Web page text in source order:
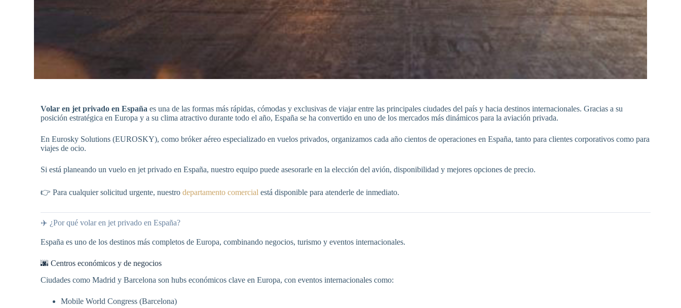
Volar en jet privado en España es una de las formas más rápidas, cómodas y exclusivas de viajar entre las principales ciudades del país y hacia destinos internacionales. Gracias a su
posición estratégica en Europa y a su clima atractivo durante todo el año, España se ha convertido en uno de los mercados más dinámicos para la aviación privada.
En Eurosky Solutions (EUROSKY), como bróker aéreo especializado en vuelos privados, organizamos cada año cientos de operaciones en España, tanto para clientes corporativos como para
viajes de ocio.
Si está planeando un vuelo en jet privado en España, nuestro equipo puede asesorarle en la elección del avión, disponibilidad y mejores opciones de precio.
👉 Para cualquier solicitud urgente, nuestro departamento comercial está disponible para atenderle de inmediato.
✈️ ¿Por qué volar en jet privado en España?
España es uno de los destinos más completos de Europa, combinando negocios, turismo y eventos internacionales.
🌆 Centros económicos y de negocios
Ciudades como Madrid y Barcelona son hubs económicos clave en Europa, con eventos internacionales como:
Mobile World Congress (Barcelona)